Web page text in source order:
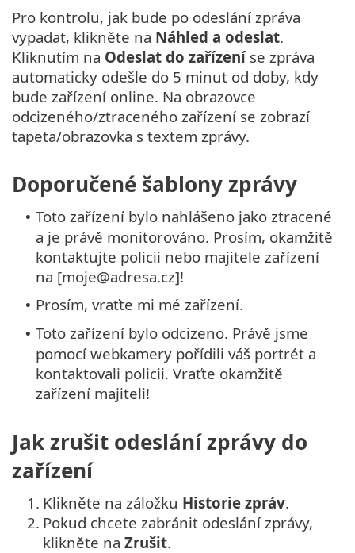
Pro kontrolu, jak bude po odeslání zpráva
vypadat, klikněte na Náhled a odeslat.
Kliknutím na Odeslat do zařízeníse zpráva
automaticky odešle do 5 minut od doby, kdy
bude zařízení online. Na obrazovce
odcizeného/ztraceného zařízení se zobrazí
tapeta/obrazovka s textem zprávy.
Doporučené šablony zprávy
• Toto zařízení bylo nahlášeno jako ztracené
a je právě monitorováno. Prosím, okamžitě
kontaktujte policii nebo majitele zařízení
na [moje@adresa.cz]!
• Prosím, vraťte mi mé zařízení.
• Toto zařízení bylo odcizeno. Právě jsme
pomocí webkamery pořídili váš portrét a
kontaktovali policii. Vraťte okamžitě
zařízení majiteli!
Jak zrušit odeslání zprávy do
zařízení
1. Klikněte na záložku Historie zpráv.
2. Pokud chcete zabránit odeslání zprávy,
klikněte na Zrušit.